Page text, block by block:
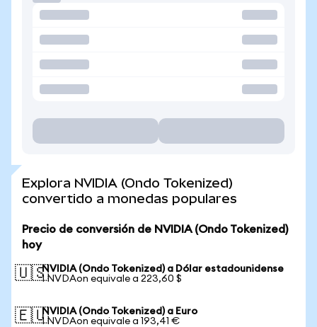
Explora NVIDIA (Ondo Tokenized)
convertido a monedas populares
Precio de conversión de NVIDIA (Ondo Tokenized)
hoy
🇺🇸NVIDIA (Ondo Tokenized) a Dólar estadounidense
1 NVDAon equivale a 223,60 $
🇪🇺NVIDIA (Ondo Tokenized) a Euro
1 NVDAon equivale a 193,41 €